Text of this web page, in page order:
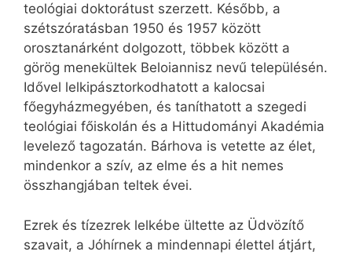
teológiai doktorátust szerzett. Később, a
szétszóratásban 1950 és 1957 között
orosztanárként dolgozott, többek között a
görög menekültek Beloiannisz nevű településén.
Idővel lelkipásztorkodhatott a kalocsai
főegyházmegyében, és taníthatott a szegedi
teológiai főiskolán és a Hittudományi Akadémia
levelező tagozatán. Bárhova is vetette az élet,
mindenkor a szív, az elme és a hit nemes
összhangjában teltek évei.
Ezrek és tízezrek lelkébe ültette az Üdvözítő
szavait, a Jóhírnek a mindennapi élettel átjárt,